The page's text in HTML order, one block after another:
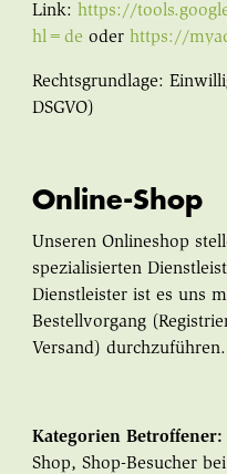
Link: https://
hl=de oder https://
Rechtsgrundlage:
DSGVO)
Online-Shop
Unseren Onlineshop
spezialisierten
Dienstleister ist es uns
Bestellvorgang
Versand) durchzuführen.
Kategorien Betroffener:
Shop, Shop-Besucher